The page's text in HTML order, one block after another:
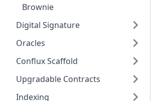
Brownie
Digital Signature
Oracles
Conflux Scaffold
Upgradable Contracts
Indexing